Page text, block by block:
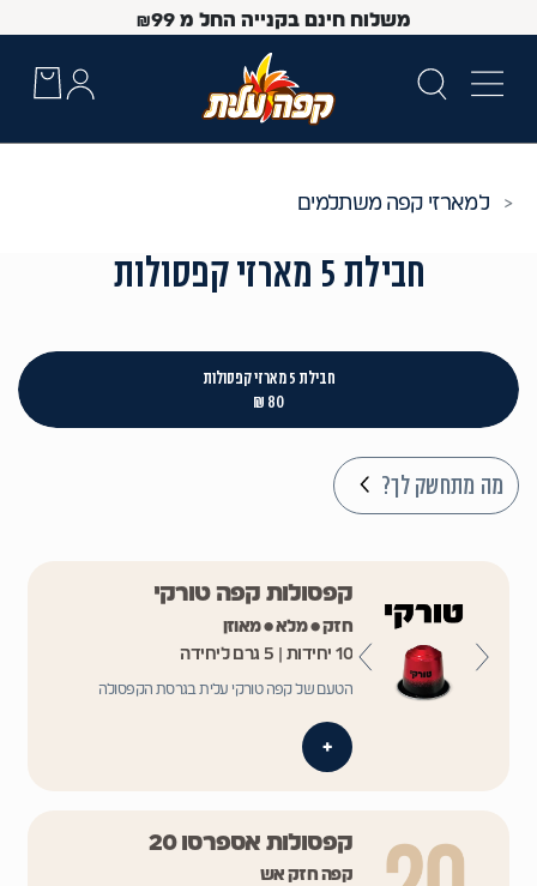
משלוח חינם בקנייה החל מ ₪99
מארזי קפה משתלמים
חבילת 5 מארזי קפסולות
חבילת 5 מארזי קפסולות
80 ₪
מה מתחשק לך?
קפסולות קפה טורקי
חזק • מלא • מאוזן
10 יחידות | 5 גרם ליחידה
הטעם של קפה טורקי עלית בגרסת הקפסולה
+
קפסולות אספרסו 20
קפה חזק אש